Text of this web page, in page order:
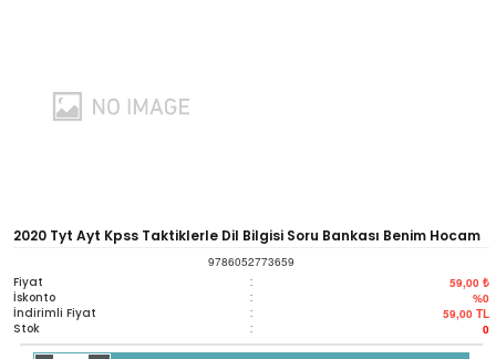
2020 Tyt Ayt Kpss Taktiklerle Dil Bilgisi Soru Bankası Benim Hocam
9786052773659
Fiyat : 59,00 ₺
İskonto : %0
İndirimli Fiyat : 59,00 TL
Stok : 0